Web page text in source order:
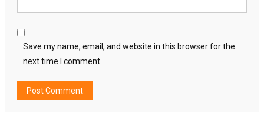
Save my name, email, and website in this browser for the
next time I comment.